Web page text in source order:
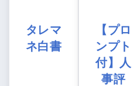
タレマ
ネ白書
【プロ
ンプト
付】人
事評